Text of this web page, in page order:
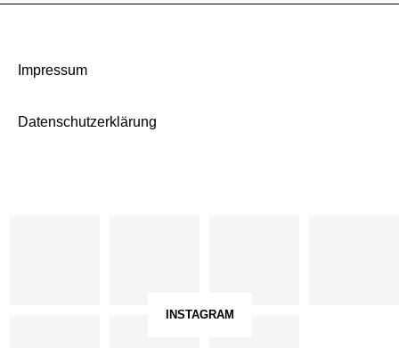
Impressum
Datenschutzerklärung
INSTAGRAM